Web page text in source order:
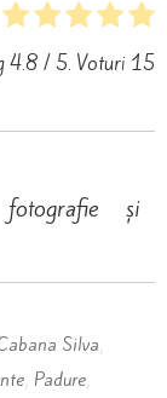
4.8 / 5. Voturi 15
și
Silva
Padure